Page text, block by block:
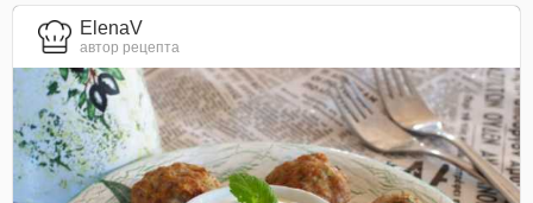
ElenaV
автор рецепта